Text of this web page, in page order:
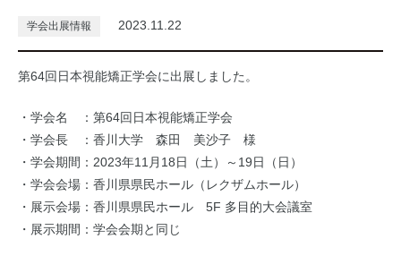
学会出展情報 2023.11.22
第64回日本視能矯正学会に出展しました。
・学会名 ：第64回日本視能矯正学会
・学会長 ：香川大学 森田 美沙子 様
・学会期間：2023年11月18日（土）～19日（日）
・学会会場：香川県県民ホール（レクザムホール）
・展示会場：香川県県民ホール 5F 多目的大会議室
・展示期間：学会会期と同じ